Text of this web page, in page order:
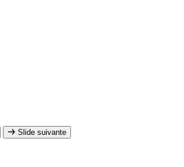
Slide suivante